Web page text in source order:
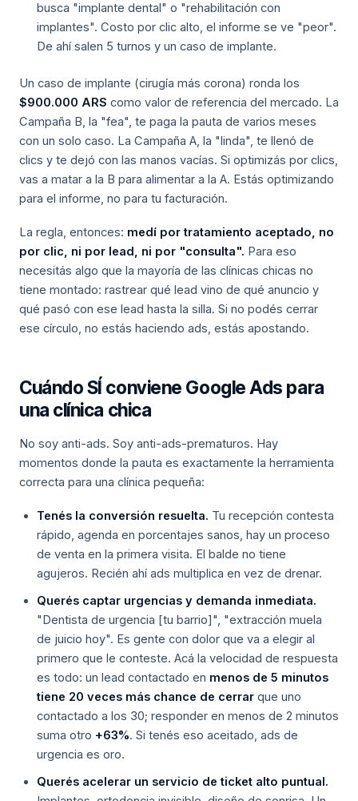
busca "implante dental" o "rehabilitación con
implantes". Costo por clic alto, el informe se ve "peor".
De ahí salen 5 turnos y un caso de implante.
Un caso de implante (cirugía más corona) ronda los
$900.000 ARS como valor de referencia del mercado. La
Campaña B, la "fea", te paga la pauta de varios meses
con un solo caso. La Campaña A, la "linda", te llenó de
clics y te dejó con las manos vacías. Si optimizás por clics,
vas a matar a la B para alimentar a la A. Estás optimizando
para el informe, no para tu facturación.
La regla, entonces: medí por tratamiento aceptado, no
por clic, ni por lead, ni por "consulta". Para eso
necesitás algo que la mayoría de las clínicas chicas no
tiene montado: rastrear qué lead vino de qué anuncio y
qué pasó con ese lead hasta la silla. Si no podés cerrar
ese círculo, no estás haciendo ads, estás apostando.
Cuándo SÍ conviene Google Ads para
una clínica chica
No soy anti-ads. Soy anti-ads-prematuros. Hay
momentos donde la pauta es exactamente la herramienta
correcta para una clínica pequeña:
Tenés la conversión resuelta. Tu recepción contesta
rápido, agenda en porcentajes sanos, hay un proceso
de venta en la primera visita. El balde no tiene
agujeros. Recién ahí ads multiplica en vez de drenar.
Querés captar urgencias y demanda inmediata.
"Dentista de urgencia [tu barrio]", "extracción muela
de juicio hoy". Es gente con dolor que va a elegir al
primero que le conteste. Acá la velocidad de respuesta
es todo: un lead contactado en menos de 5 minutos
tiene 20 veces más chance de cerrar que uno
contactado a los 30; responder en menos de 2 minutos
suma otro +63%. Si tenés eso aceitado, ads de
urgencia es oro.
Querés acelerar un servicio de ticket alto puntual.